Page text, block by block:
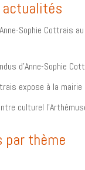
actualités
Sophie Cottrais
d’Anne-Sophie
expose à la
culturel
thème